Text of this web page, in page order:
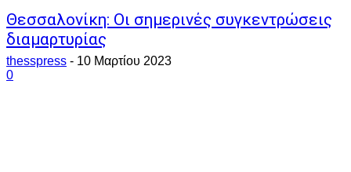
Θεσσαλονίκη: Οι σημερινές συγκεντρώσεις
διαμαρτυρίας
thesspress - 10 Μαρτίου 2023
0